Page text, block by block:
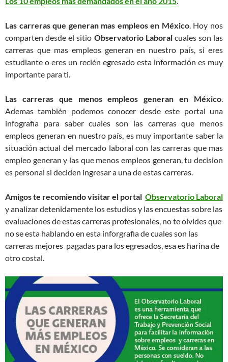
Las carreras que generan mas empleos en México. Hoy nos
comparten desde el sitio Observatorio Laboralcuales son las
carreras que mas empleos generan en nuestro país, si eres
estudiante o eres un recién egresado esta información es muy
importante para ti.
Las carreras que menos empleos generan en México
Ademas también podemos conocer desde este portal una
infografia para saber cuales son las carreras que menos
empleos generan en nuestro país, es muy importante saber la
situación actual del mercado laboral con las carreras que mas
empleo generan y las que menos empleos generan, tu decision
es personal si deciden ingresar a una de estas carreras.
Amigos te recomiendo visitar el portal Observatorio Laboral
y analizar detenidamente los estudios y las encuestas sobre las
evaluaciones de estas carreras profesionales, no te olvides que
no se esta hablando en esta inforgrafia de cuales son las
carreras mejores pagadas para los egresados, esa es harina de
otro costal.